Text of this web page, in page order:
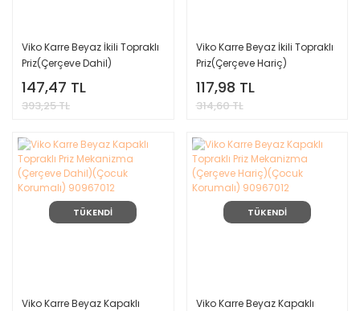
Viko Karre Beyaz İkili Topraklı
Priz(Çerçeve Dahil)
90967056
147,47 TL
393,25 TL
Viko Karre Beyaz İkili Topraklı
Priz(Çerçeve Hariç)
90967056
117,98 TL
314,60 TL
TÜKENDİ
Viko Karre Beyaz Kapaklı
TÜKENDİ
Viko Karre Beyaz Kapaklı